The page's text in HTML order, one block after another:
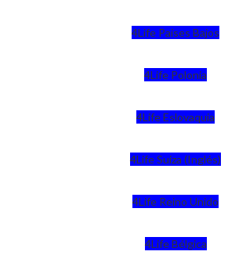
4Life Paises Bajos
4Life Polonia
4Life Eslovaquia
4Life Suiza (Inglés)
4Life Reino Unido
4Life Bélgica